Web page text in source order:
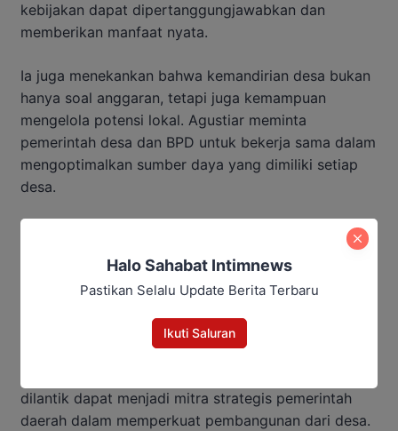
kebijakan dapat dipertanggungjawabkan dan
memberikan manfaat nyata.
Ia juga menekankan bahwa kemandirian desa bukan
hanya soal anggaran, tetapi juga kemampuan
mengelola potensi lokal. Agustiar meminta
pemerintah desa dan BPD untuk bekerja sama dalam
mengoptimalkan sumber daya yang dimiliki setiap
desa.
Baca Juga:
Kumpulkan Kades se-Kalteng,
Agustiar Sabran Tekankan Tiga
dilantik dapat menjadi mitra strategis pemerintah
daerah dalam memperkuat pembangunan dari desa.
Halo Sahabat Intimnews
Pastikan Selalu Update Berita Terbaru
Ikuti Saluran